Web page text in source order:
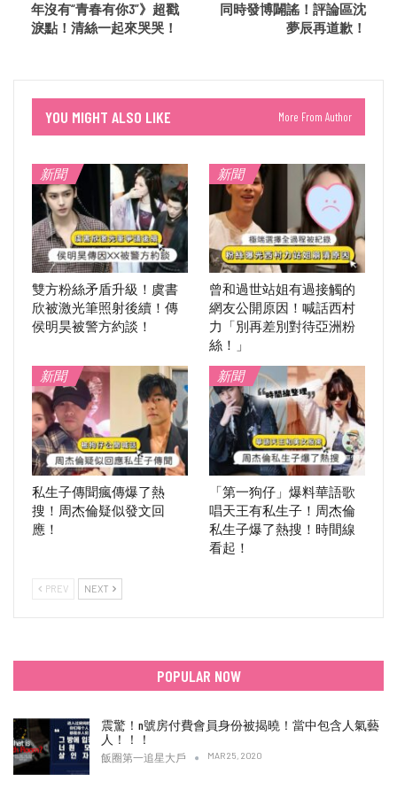
年沒有“青春有你3”》超戳
淚點！清絲一起來哭哭！
同時發博闢謠！評論區沈
夢辰再道歉！
YOU MIGHT ALSO LIKE More From Author
新聞
雙方粉絲矛盾升級！虞書
欣被激光筆照射後續！傳
侯明昊被警方約談！
新聞
曾和過世站姐有過接觸的
網友公開原因！喊話西村
力「別再差別對待亞洲粉
絲！」
新聞
私生子傳聞瘋傳爆了熱
搜！周杰倫疑似發文回
應！
新聞
「第一狗仔」爆料華語歌
唱天王有私生子！周杰倫
私生子爆了熱搜！時間線
看起！
PREV NEXT
POPULAR NOW
震驚！n號房付費會員身份被揭曉！當中包含人氣藝
人！！！
飯圈第一追星大戶 MAR 25, 2020